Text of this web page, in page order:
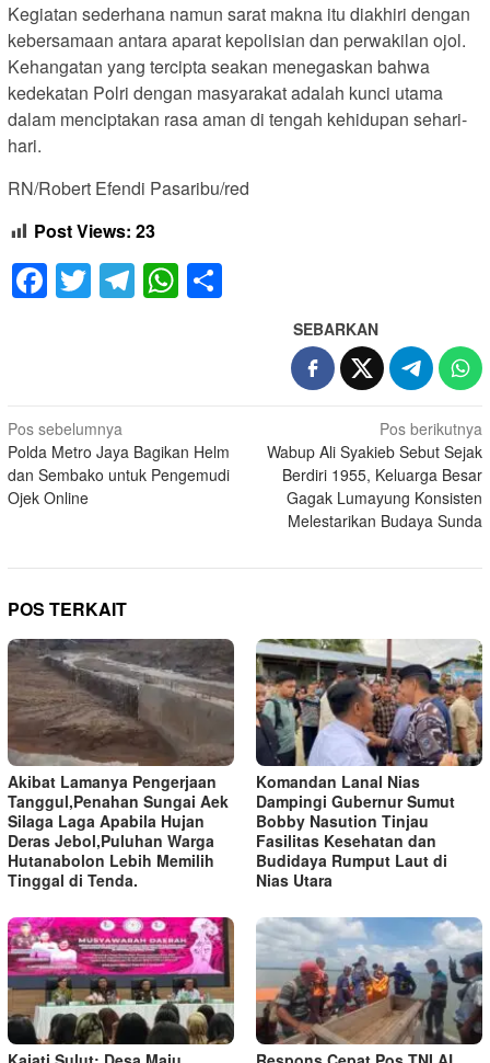
Kegiatan sederhana namun sarat makna itu diakhiri dengan
kebersamaan antara aparat kepolisian dan perwakilan ojol.
Kehangatan yang tercipta seakan menegaskan bahwa
kedekatan Polri dengan masyarakat adalah kunci utama
dalam menciptakan rasa aman di tengah kehidupan sehari-
hari.
RN/Robert Efendi Pasaribu/red
Post Views: 23
Facebook
TwitterTelegram
WhatsApp
SEBARKAN
Navigasi
pos
Pos sebelumnya
Polda Metro Jaya Bagikan Helm
dan Sembako untuk Pengemudi
Ojek Online
Pos berikutnya
Wabup Ali Syakieb Sebut Sejak
Berdiri 1955, Keluarga Besar
Gagak Lumayung Konsisten
Melestarikan Budaya Sunda
POS TERKAIT
Akibat Lamanya Pengerjaan
Tanggul,Penahan Sungai Aek
Silaga Laga Apabila Hujan
Deras Jebol,Puluhan Warga
Hutanabolon Lebih Memilih
Tinggal di Tenda.
Komandan Lanal Nias
Dampingi Gubernur Sumut
Bobby Nasution Tinjau
Fasilitas Kesehatan dan
Budidaya Rumput Laut di
Nias Utara